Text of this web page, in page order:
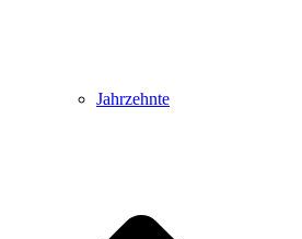
Jahrzehnte